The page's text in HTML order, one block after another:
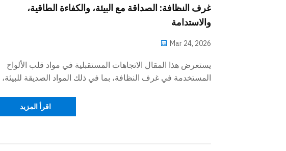
غرف النظافة: الصداقة مع البيئة، والكفاءة الطاقية،
والاستدامة
Mar 24, 2026
يستعرض هذا المقال الاتجاهات المستقبلية في مواد قلب الألواح
المستخدمة في غرف النظافة، بما في ذلك المواد الصديقة للبيئة،
الصناعية في اختيار هذه المواد، وذلك بهدف تزويد القارئ بإرشاداتٍ
اقرأ المزيد